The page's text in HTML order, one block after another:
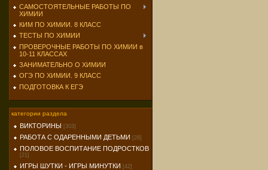
САМОСТОЯТЕЛЬНЫЕ РАБОТЫ ПО
ХИМИИ
КИМ ПО ХИМИИ. 8 КЛАСС
ТЕСТЫ ПО ХИМИИ
ПРОВЕРОЧНЫЕ РАБОТЫ ПО ХИМИИ в
10-11 КЛАССАХ
ЗАНИМАТЕЛЬНО О ХИМИИ
ОГЭ ПО ХИМИИ. 9 КЛАСС
ПОДГОТОВКА К ЕГЭ
категории раздела
ВИКТОРИНЫ [303]
РАБОТА С ОДАРЕННЫМИ ДЕТЬМИ [28]
ПОЛОВОЕ ВОСПИТАНИЕ ПОДРОСТКОВ
[21]
ИГРЫ ШУТКИ - ИГРЫ МИНУТКИ [42]